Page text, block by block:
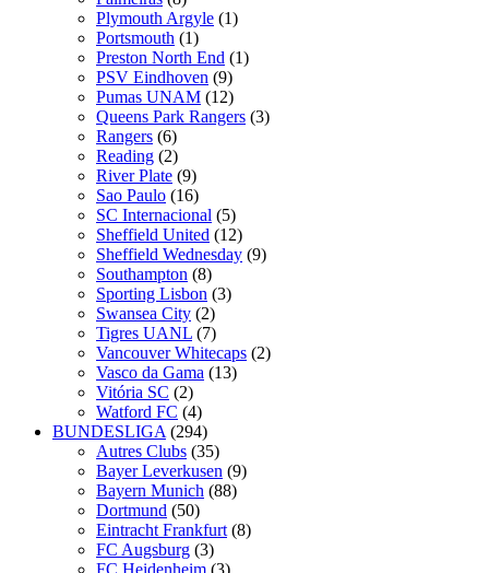
Plymouth Argyle (1)
Portsmouth (1)
Preston North End (1)
PSV Eindhoven (9)
Pumas UNAM (12)
Queens Park Rangers (3)
Rangers (6)
Reading (2)
River Plate (9)
Sao Paulo (16)
SC Internacional (5)
Sheffield United (12)
Sheffield Wednesday (9)
Southampton (8)
Sporting Lisbon (3)
Swansea City (2)
Tigres UANL (7)
Vancouver Whitecaps (2)
Vasco da Gama (13)
Vitória SC (2)
Watford FC (4)
BUNDESLIGA (294)
Autres Clubs (35)
Bayer Leverkusen (9)
Bayern Munich (88)
Dortmund (50)
Eintracht Frankfurt (8)
FC Augsburg (3)
FC Heidenheim (3)